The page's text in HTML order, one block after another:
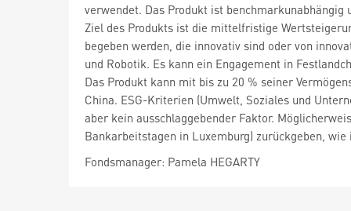
verwendet. Das Produkt ist
Ziel des Produkts ist die mittelfristige
begeben werden, die innovativ sind oder von
und Robotik. Es kann ein Engagement in
Das Produkt kann mit bis zu 20 % seiner
China. ESG-Kriterien (Umwelt, Soziales und
aber kein ausschlaggebender Faktor.
Bankarbeitstagen in Luxemburg) zurückgeben,
Fondsmanager: Pamela HEGARTY